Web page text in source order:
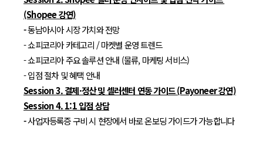
(Shopee 강연)
- 동남아시아 시장 가치와 전망
- 쇼피코리아 카테고리 / 마켓별 운영 트렌드
- 쇼피코리아 주요 솔루션 안내 (물류, 마케팅 서비스)
- 입점 절차 및 혜택 안내
Session 3. 결제·정산 및 셀러센터 연동 가이드 (Payoneer 강연)
Session 4. 1:1 입점 상담
- 사업자등록증 구비 시 현장에서 바로 온보딩 가이드가 가능합니다